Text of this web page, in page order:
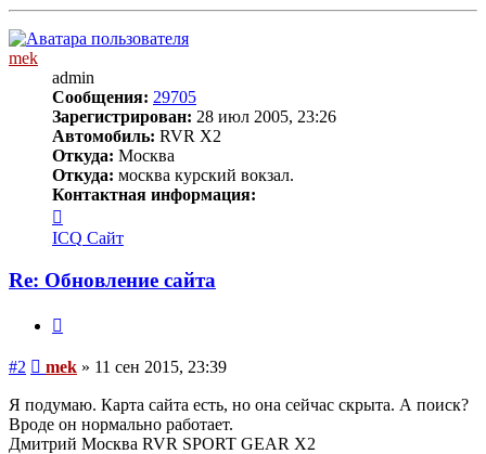
mek
admin
Сообщения: 29705
Зарегистрирован: 28 июл 2005, 23:26
Автомобиль: RVR X2
Откуда: Москва
Откуда: москва курский вокзал.
Контактная информация:
информация
пользователя
mek
ICQ Сайт
Re: Обновление сайта
#2 Сообщение
mek » 11 сен 2015, 23:39
Я подумаю. Карта сайта есть, но она сейчас скрыта. А поиск?
Вроде он нормально работает.
Дмитрий Москва RVR SPORT GEAR X2